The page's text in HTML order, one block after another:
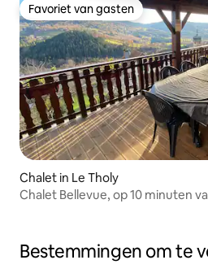
Favoriet van gasten
Favoriet van gasten
Chalet in Le Tholy
Chalet Bellevue, op 10 minuten
Bestemmingen om te